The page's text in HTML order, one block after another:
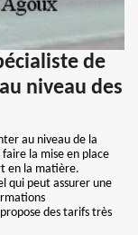
de
niveau des
au niveau de la
la mise en place
en la matière.
qui peut assurer une
des tarifs très